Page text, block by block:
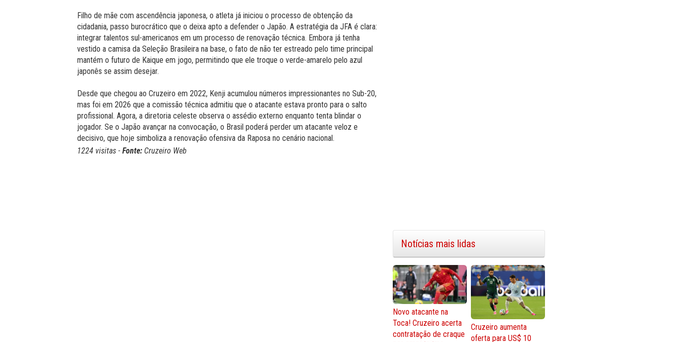
Filho de mãe com ascendência japonesa, o atleta já iniciou o processo de obtenção da
cidadania, passo burocrático que o deixa apto a defender o Japão. A estratégia da JFA é clara:
integrar talentos sul-americanos em um processo de renovação técnica. Embora já tenha
vestido a camisa da Seleção Brasileira na base, o fato de não ter estreado pelo time principal
mantém o futuro de Kaique em jogo, permitindo que ele troque o verde-amarelo pelo azul
japonês se assim desejar.
Desde que chegou ao Cruzeiro em 2022, Kenji acumulou números impressionantes no Sub-20,
mas foi em 2026 que a comissão técnica admitiu que o atacante estava pronto para o salto
profissional. Agora, a diretoria celeste observa o assédio externo enquanto tenta blindar o
jogador. Se o Japão avançar na convocação, o Brasil poderá perder um atacante veloz e
decisivo, que hoje simboliza a renovação ofensiva da Raposa no cenário nacional.
1224 visitas - Fonte: Cruzeiro Web
Notícias mais lidas
Novo atacante na
Toca! Cruzeiro acerta
contratação de craque
Cruzeiro aumenta
oferta para US$ 10